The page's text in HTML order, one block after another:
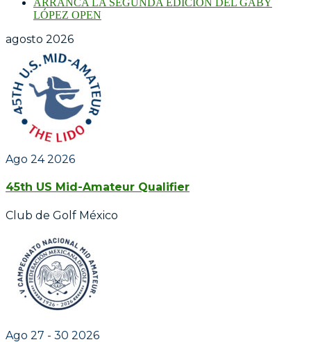
ARRANCA LA SEGUNDA EDICIÓN DEL GABY
LÓPEZ OPEN
agosto 2026
Ago 24 2026
45th US Mid-Amateur Qualifier
Club de Golf México
Ago 27 - 30 2026